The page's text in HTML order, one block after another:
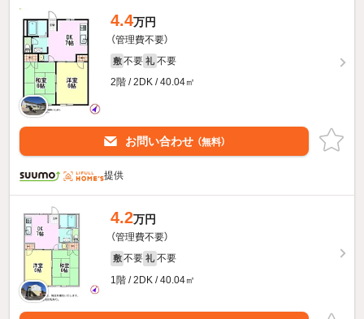
4.4万円
（管理費不要）
敷 不要 礼 不要
2階 / 2DK / 40.04㎡
お問い合わせ （無料）
提供
4.2万円
（管理費不要）
敷 不要 礼 不要
1階 / 2DK / 40.04㎡